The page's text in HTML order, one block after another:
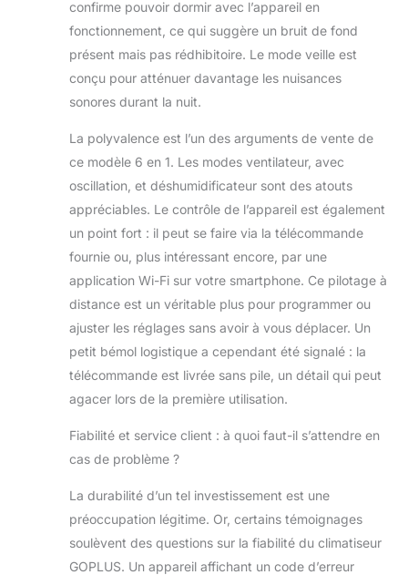
confirme pouvoir dormir avec l’appareil en
fonctionnement, ce qui suggère un bruit de fond
présent mais pas rédhibitoire. Le mode veille est
conçu pour atténuer davantage les nuisances
sonores durant la nuit.
La polyvalence est l’un des arguments de vente de
ce modèle 6 en 1. Les modes ventilateur, avec
oscillation, et déshumidificateur sont des atouts
appréciables. Le contrôle de l’appareil est également
un point fort : il peut se faire via la télécommande
fournie ou, plus intéressant encore, par une
application Wi-Fi sur votre smartphone. Ce pilotage à
distance est un véritable plus pour programmer ou
ajuster les réglages sans avoir à vous déplacer. Un
petit bémol logistique a cependant été signalé : la
télécommande est livrée sans pile, un détail qui peut
agacer lors de la première utilisation.
Fiabilité et service client : à quoi faut-il s’attendre en
cas de problème ?
La durabilité d’un tel investissement est une
préoccupation légitime. Or, certains témoignages
soulèvent des questions sur la fiabilité du climatiseur
GOPLUS. Un appareil affichant un code d’erreur